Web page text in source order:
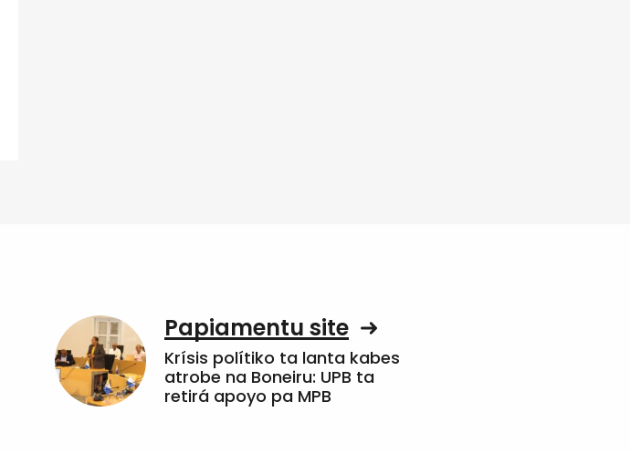
Papiamentu site
Krísis polítiko ta lanta kabes
atrobe na Boneiru: UPB ta
retirá apoyo pa MPB